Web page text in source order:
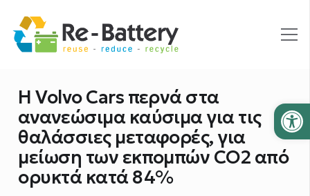
Η Volvo Cars περνά στα
ανανεώσιμα καύσιμα για τις
θαλάσσιες μεταφορές, για
μείωση των εκπομπών CO2 από
ορυκτά κατά 84%